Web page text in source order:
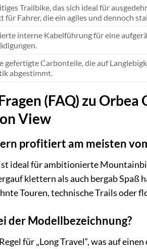
Trailbike, das sich ideal für
für Fahrer, die ein agiles und dennoch
interne Kabelführung für eine
gefertigte Carbonteile, die auf
abgestimmt.
(FAQ) zu
View
profitiert am meisten
ideal für ambitionierte
klettern als auch bergab
Touren, technische Trails oder
der Modellbezeichnung?
für „Long Travel“, was auf